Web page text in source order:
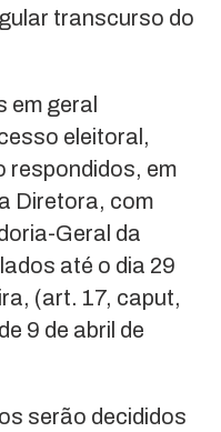
transcurso do
em geral
eleitoral,
respondidos, em
Diretora, com
Geral da
até o dia 29
(art. 17, caput,
9 de abril de
serão decididos